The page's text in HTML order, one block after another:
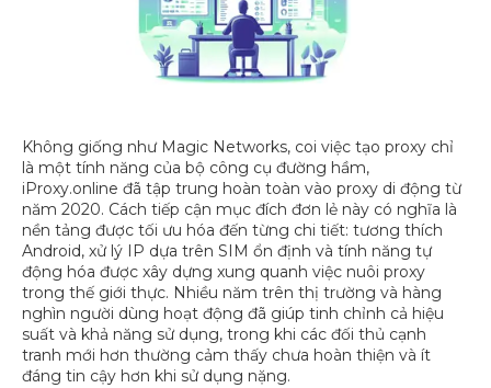
Không giống như Magic Networks, coi việc tạo proxy chỉ
là một tính năng của bộ công cụ đường hầm,
iProxy.online đã tập trung hoàn toàn vào proxy di động từ
năm 2020. Cách tiếp cận mục đích đơn lẻ này có nghĩa là
nền tảng được tối ưu hóa đến từng chi tiết: tương thích
Android, xử lý IP dựa trên SIM ổn định và tính năng tự
động hóa được xây dựng xung quanh việc nuôi proxy
trong thế giới thực. Nhiều năm trên thị trường và hàng
nghìn người dùng hoạt động đã giúp tinh chỉnh cả hiệu
suất và khả năng sử dụng, trong khi các đối thủ cạnh
tranh mới hơn thường cảm thấy chưa hoàn thiện và ít
đáng tin cậy hơn khi sử dụng nặng.